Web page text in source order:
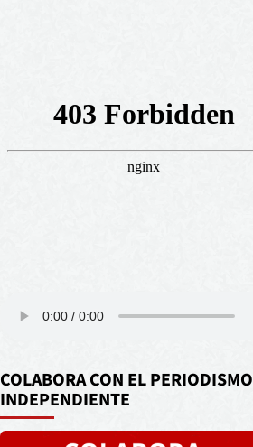
COLABORA CON EL PERIODISMO
INDEPENDIENTE